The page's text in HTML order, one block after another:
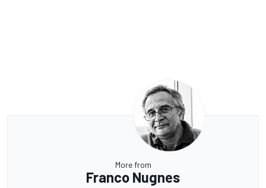
More from
Franco Nugnes